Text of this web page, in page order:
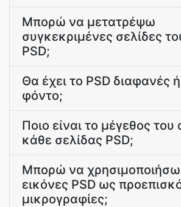
Μπορώ να μετατρέψω
συγκεκριμένες σελίδες
PSD;
Θα έχει το PSD διαφανές
φόντο;
Ποιο είναι το μέγεθος του
κάθε σελίδας PSD;
Μπορώ να χρησιμοποιήσω
εικόνες PSD ως
μικρογραφίες;